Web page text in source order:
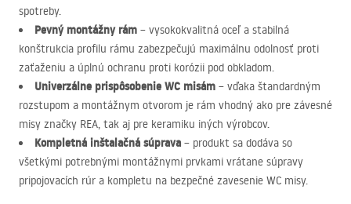
spotreby.
Pevný montážny rám – vysokokvalitná oceľ a stabilná
konštrukcia profilu rámu zabezpečujú maximálnu odolnosť proti
zaťaženiu a úplnú ochranu proti korózii pod obkladom.
Univerzálne prispôsobenie WC misám – vďaka štandardným
rozstupom a montážnym otvorom je rám vhodný ako pre závesné
misy značky REA, tak aj pre keramiku iných výrobcov.
Kompletná inštalačná súprava – produkt sa dodáva so
všetkými potrebnými montážnymi prvkami vrátane súpravy
pripojovacích rúr a kompletu na bezpečné zavesenie WC misy.